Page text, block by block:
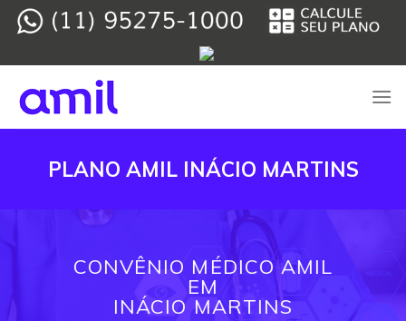
Skip
PLANO AMIL INÁCIO MARTINS
CONVÊNIO MÉDICO AMIL
EM
INÁCIO MARTINS